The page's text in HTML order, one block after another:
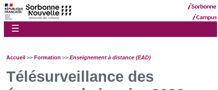
☰
Accueil >> Formation >> Enseignement à distance (EAD)
Télésurveillance des